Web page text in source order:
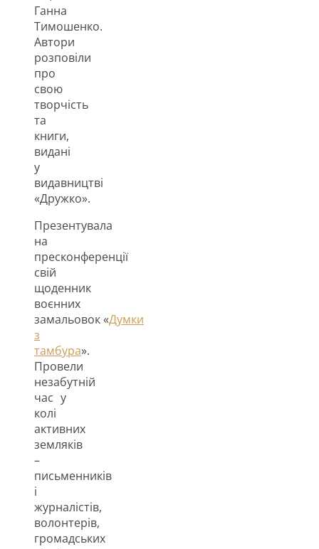
Ганна
Тимошенко.
Автори
розповіли
про
свою
творчість
та
книги,
видані
у
видавництві
«Дружко».
Презентувала
на
пресконференції
свій
щоденник
воєнних
замальовок «Думки
з
тамбура».
Провели
незабутній
час у
колі
активних
земляків
–
письменників
і
журналістів,
волонтерів,
громадських